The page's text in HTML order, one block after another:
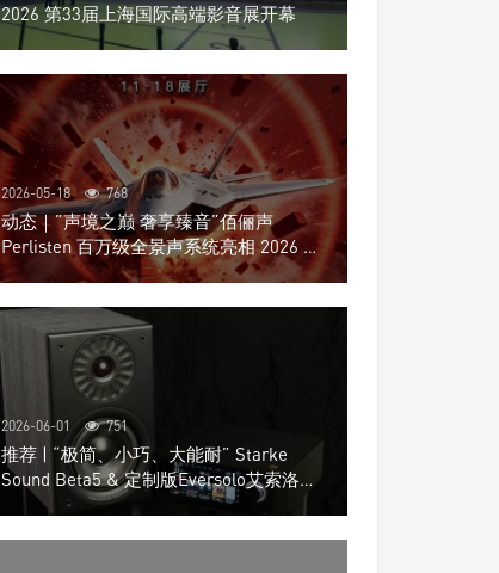
2026 第33届上海国际高端影音展开幕
2026-05-18 768
动态｜”声境之巅 奢享臻音”佰俪声
Perlisten 百万级全景声系统亮相 2026 北
京国际音响展
2026-06-01 751
推荐 | “极简、小巧、大能耐” Starke
Sound Beta5 & 定制版Eversolo艾索洛
Play音响组合